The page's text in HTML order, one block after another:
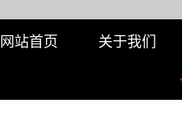
网站首页 关于我们